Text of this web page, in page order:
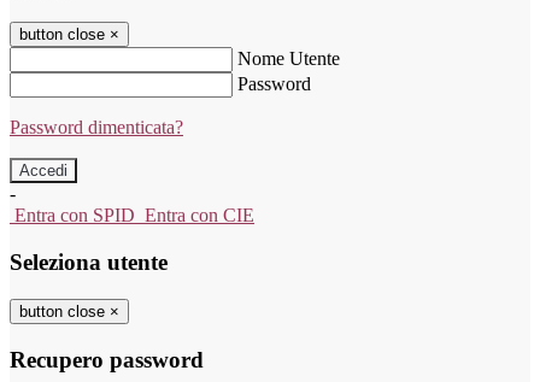
button close ×
Nome Utente
Password
Password dimenticata?
-
Entra con SPID Entra con CIE
Seleziona utente
button close ×
Recupero password